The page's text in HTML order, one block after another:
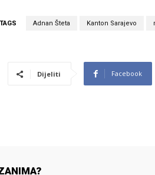
TAGS Adnan Šteta Kanton Sarajevo
Dijeliti Facebook